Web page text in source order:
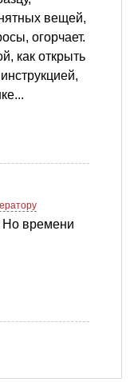
вещей,
огорчает.
как открыть
Но времени